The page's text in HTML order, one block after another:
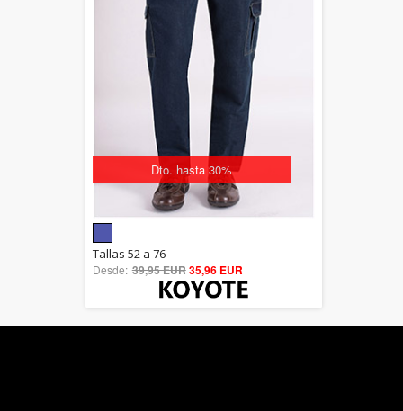
Dto. hasta 30%
out of 5
Tallas 52 a 76
Desde: 39,95 EUR35,96 EUR